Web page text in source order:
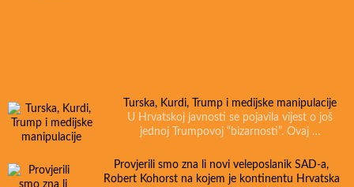
Turska, Kurdi, Trump i medijske manipulacije
U Hrvatskoj javnosti se pojavila vijest o još
jednoj Trumpovoj “bizarnosti”. Ovaj …
Provjerili smo zna li novi veleposlanik SAD-a,
Robert Kohorst na kojem je kontinentu Hrvatska